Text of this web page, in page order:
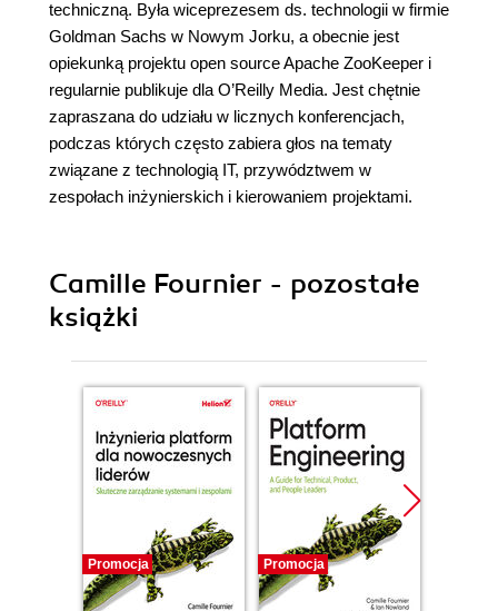
techniczną. Była wiceprezesem ds. technologii w firmie
Goldman Sachs w Nowym Jorku, a obecnie jest
opiekunką projektu open source Apache ZooKeeper i
regularnie publikuje dla O’Reilly Media. Jest chętnie
zapraszana do udziału w licznych konferencjach,
podczas których często zabiera głos na tematy
związane z technologią IT, przywództwem w
zespołach inżynierskich i kierowaniem projektami.
Camille Fournier - pozostałe
książki
Promocja Promocja